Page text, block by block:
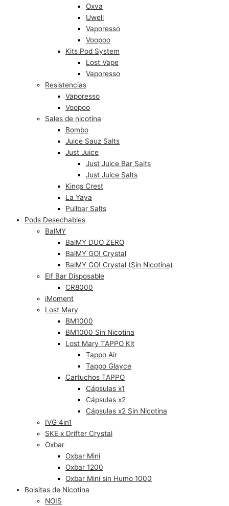
Oxva
Uwell
Vaporesso
Voopoo
Kits Pod System
Lost Vape
Vaporesso
Resistencias
Vaporesso
Voopoo
Sales de nicotina
Bombo
Juice Sauz Salts
Just Juice
Just Juice Bar Salts
Just Juice Salts
Kings Crest
La Yaya
Pullbar Salts
Pods Desechables
BalMY
BalMY DUO ZERO
BalMY GO! Crystal
BalMY GO! Crystal (Sin Nicotina)
Elf Bar Disposable
CR8000
iMoment
Lost Mary
BM1000
BM1000 Sin Nicotina
Lost Mary TAPPO Kit
Tappo Air
Tappo Glayce
Cartuchos TAPPO
Cápsulas x1
Cápsulas x2
Cápsulas x2 Sin Nicotina
IVG 4in1
SKE x Drifter Crystal
Oxbar
Oxbar Mini
Oxbar 1200
Oxbar Mini sin Humo 1000
Bolsitas de Nicotina
NOIS